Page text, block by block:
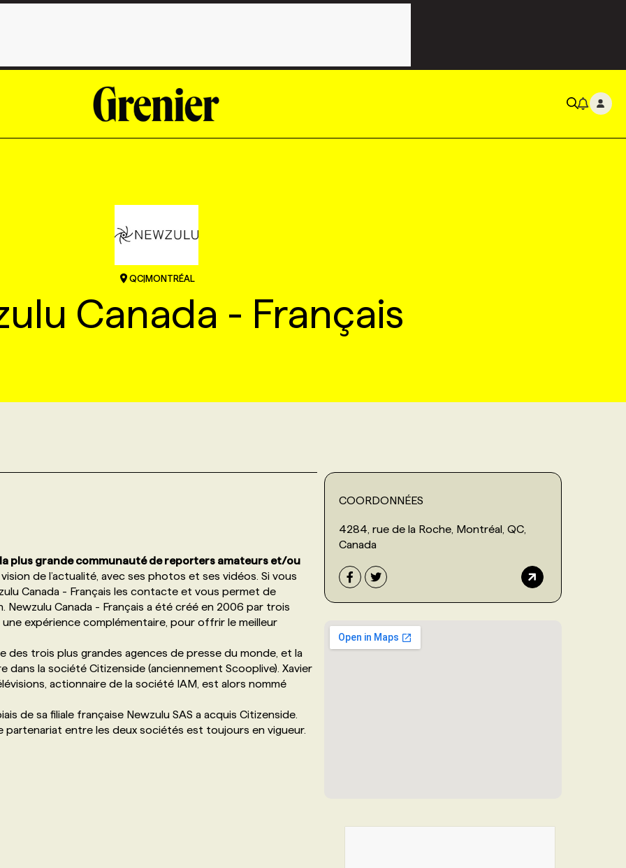
QC|MONTRÉAL
Canada - Français
la plus grande communauté de reporters amateurs et/ou
de l’actualité, avec ses photos et ses vidéos. Si vous
Canada - Français les contacte et vous permet de
Canada - Français a été créé en 2006 par trois
expérience complémentaire, pour offrir le meilleur
des trois plus grandes agences de presse du monde, et la
la société Citizenside (anciennement Scooplive). Xavier
actionnaire de la société IAM, est alors nommé
de sa filiale française Newzulu SAS a acquis Citizenside.
partenariat entre les deux sociétés est toujours en vigueur.
COORDONNÉES
4284, rue de la Roche, Montréal, QC,
Canada